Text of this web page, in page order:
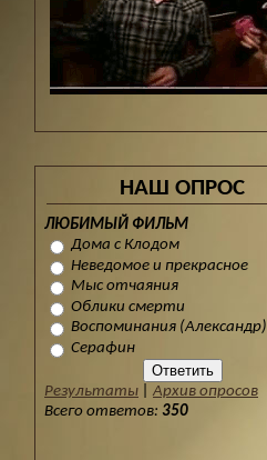
НАШ ОПРОС
ЛЮБИМЫЙ ФИЛЬМ
Дома с Клодом
Неведомое и прекрасное
Мыс отчаяния
Облики смерти
Воспоминания (Александр)
Серафин
Результаты
Архив опросов
Всего ответов: 350